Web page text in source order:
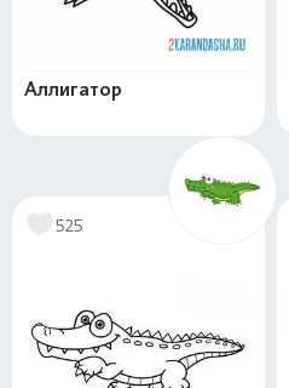
Аллигатор
525